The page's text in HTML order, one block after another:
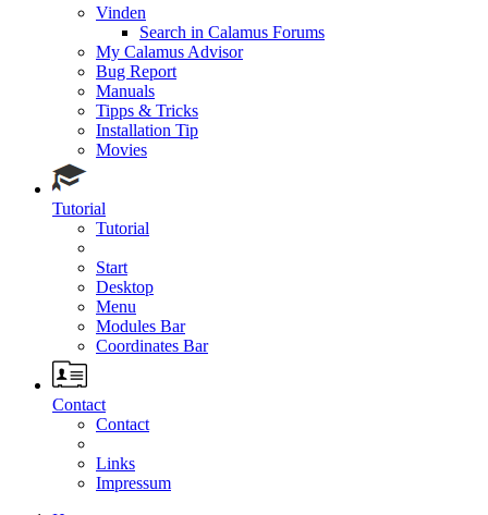
Vinden
Search in Calamus Forums
My Calamus Advisor
Bug Report
Manuals
Tipps & Tricks
Installation Tip
Movies
Tutorial
Tutorial
Start
Desktop
Menu
Modules Bar
Coordinates Bar
Contact
Contact
Links
Impressum